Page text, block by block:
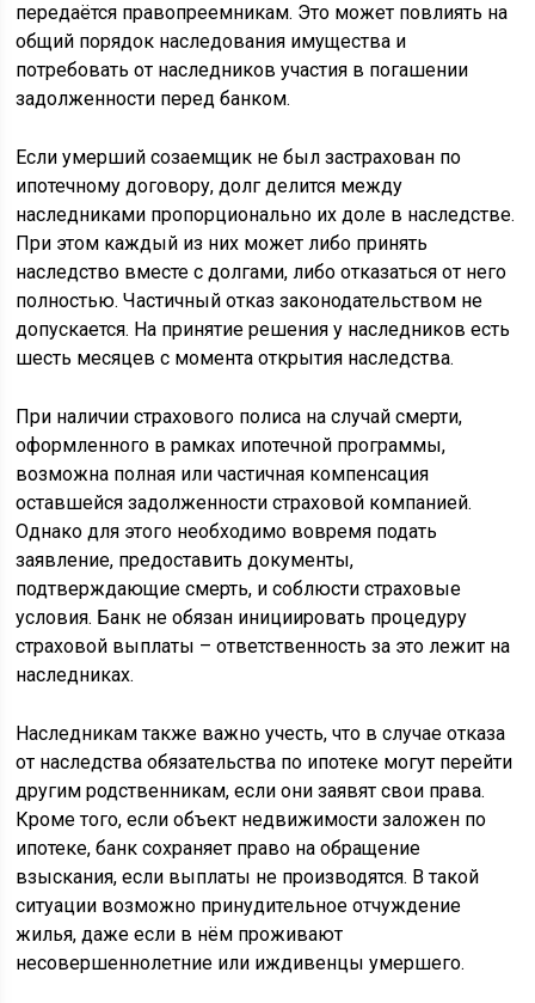
передаётся правопреемникам. Это может повлиять на
общий порядок наследования имущества и
потребовать от наследников участия в погашении
задолженности перед банком.
Если умерший созаемщик не был застрахован по
ипотечному договору, долг делится между
наследниками пропорционально их доле в наследстве.
При этом каждый из них может либо принять
наследство вместе с долгами, либо отказаться от него
полностью. Частичный отказ законодательством не
допускается. На принятие решения у наследников есть
шесть месяцев с момента открытия наследства.
При наличии страхового полиса на случай смерти,
оформленного в рамках ипотечной программы,
возможна полная или частичная компенсация
оставшейся задолженности страховой компанией.
Однако для этого необходимо вовремя подать
заявление, предоставить документы,
подтверждающие смерть, и соблюсти страховые
условия. Банк не обязан инициировать процедуру
страховой выплаты – ответственность за это лежит на
наследниках.
Наследникам также важно учесть, что в случае отказа
от наследства обязательства по ипотеке могут перейти
другим родственникам, если они заявят свои права.
Кроме того, если объект недвижимости заложен по
ипотеке, банк сохраняет право на обращение
взыскания, если выплаты не производятся. В такой
ситуации возможно принудительное отчуждение
жилья, даже если в нём проживают
несовершеннолетние или иждивенцы умершего.